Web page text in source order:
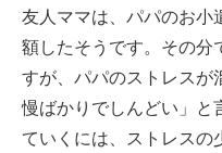
友人ママは、パパのお小
額したそうです。その分
すが、パパのストレスが
慢ばかりでしんどい」と
ていくには、ストレスの